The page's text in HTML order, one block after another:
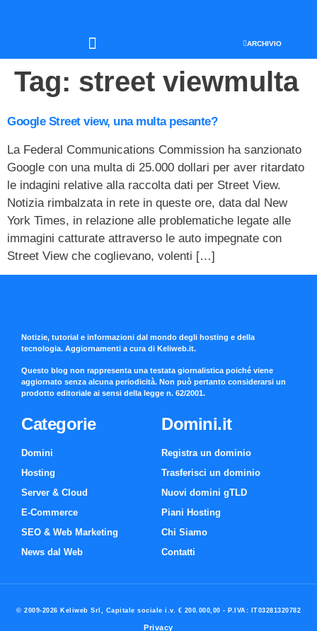
ARCHIVIO
Tag: street viewmulta
Google Street view, una multa pesante?
La Federal Communications Commission ha sanzionato
Google con una multa di 25.000 dollari per aver ritardato
le indagini relative alla raccolta dati per Street View.
Notizia rimbalzata in rete in queste ore, data dal New
York Times, in relazione alle problematiche legate alle
immagini catturate attraverso le auto impegnate con
Street View che coglievano, volenti […]
Notizie, tutorial e informazioni dal mondo degli hosting e della
tecnologia. Aggiornamenti a cura di Keliweb.it.
Questo blog non rappresenta una testata giornalistica poiché viene
aggiornato senza alcuna periodicità. Non può pertanto considerarsi un
prodotto editoriale ai sensi della legge n. 62/2001.
Categorie
Domini
Hosting
Server & Cloud
E-Commerce
SEO & Web Marketing
News dal Web
Domini.it
Registra un dominio
Trasferisci un dominio
Nuovi domini gTLD
Piani Hosting
Chi Siamo
Contatti
© 2009-2026 Keliweb Srl, Capitale sociale i.v. € 200.000,00 - P.IVA: IT03281320782
Privacy